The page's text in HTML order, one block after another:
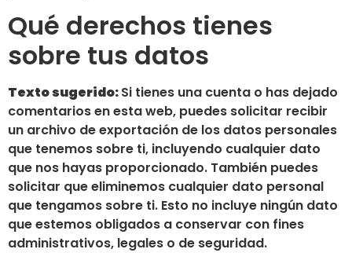
Qué derechos tienes
sobre tus datos
Texto sugerido:Si tienes una cuenta o has dejado
comentarios en esta web, puedes solicitar recibir
un archivo de exportación de los datos personales
que tenemos sobre ti, incluyendo cualquier dato
que nos hayas proporcionado. También puedes
solicitar que eliminemos cualquier dato personal
que tengamos sobre ti. Esto no incluye ningún dato
que estemos obligados a conservar con fines
administrativos, legales o de seguridad.